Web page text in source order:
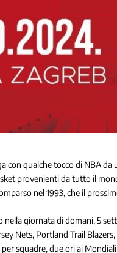
con qualche tocco di NBA
provenienti da tutto il
nel 1993, che il
nella giornata di domani, 5
Nets, Portland Trail
squadre, due ori ai